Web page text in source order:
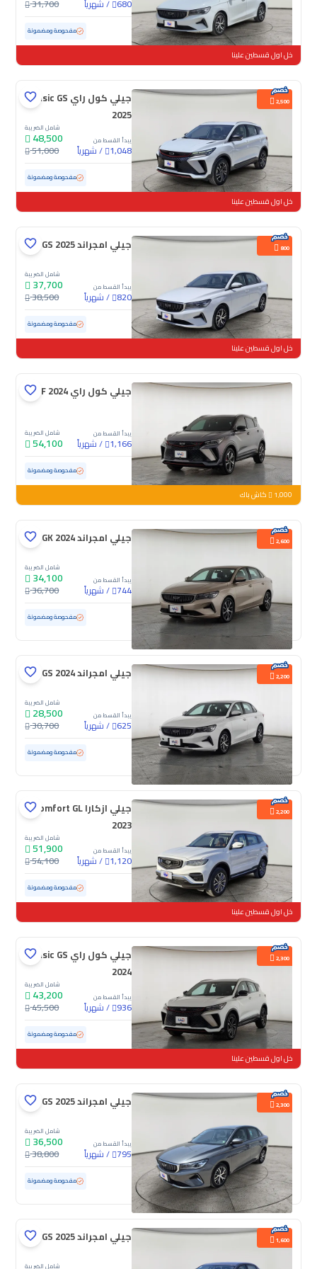
680
/شهرياً 31,700
مستعملة 119,163 كم مفحوصة ومضمونة
خل اول قسطين علينا
2,500
جيلي كول راي Basic GS
2025
يبدأ القسط من
1,048
/شهرياً
شامل الضريبة
48,500
51,000
مستعملة 57,727 كم مفحوصة ومضمونة
خل اول قسطين علينا
800 جيلي امجراند GS 2025
يبدأ القسط من
820
/شهرياً
شامل الضريبة
37,700
38,500
مستعملة 59,891 كم مفحوصة ومضمونة
خل اول قسطين علينا
جيلي كول راي GF 2024
يبدأ القسط من
1,166
/شهرياً
شامل الضريبة
54,100
مستعملة 51,773 كم مفحوصة ومضمونة
1,000 كاش باك
2,600 جيلي امجراند GK 2024
يبدأ القسط من
744
/شهرياً
شامل الضريبة
34,100
36,700
مستعملة 99,077 كم مفحوصة ومضمونة
2,200 جيلي امجراند GS 2024
يبدأ القسط من
625
/شهرياً
شامل الضريبة
28,500
30,700
مستعملة 97,152 كم مفحوصة ومضمونة
2,200
جيلي ازكارا Comfort GL
2023
يبدأ القسط من
1,120
/شهرياً
شامل الضريبة
51,900
54,100
مستعملة 17,718 كم ممشى قليل مفحوصة ومضمونة
خل اول قسطين علينا
2,300
جيلي كول راي Basic GS
2024
يبدأ القسط من
936
/شهرياً
شامل الضريبة
43,200
45,500
مستعملة 66,786 كم مفحوصة ومضمونة
خل اول قسطين علينا
2,300 جيلي امجراند GS 2025
يبدأ القسط من
795
/شهرياً
شامل الضريبة
36,500
38,800
مستعملة 50,608 كم مفحوصة ومضمونة
1,600 جيلي امجراند GS 2025
شامل الضريبة